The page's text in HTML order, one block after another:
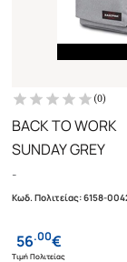
(0)
BACK TO WORK
SUNDAY GREY
-
Κωδ. Πολιτείας:6158-
56.00€
Τιμή Πολιτείας